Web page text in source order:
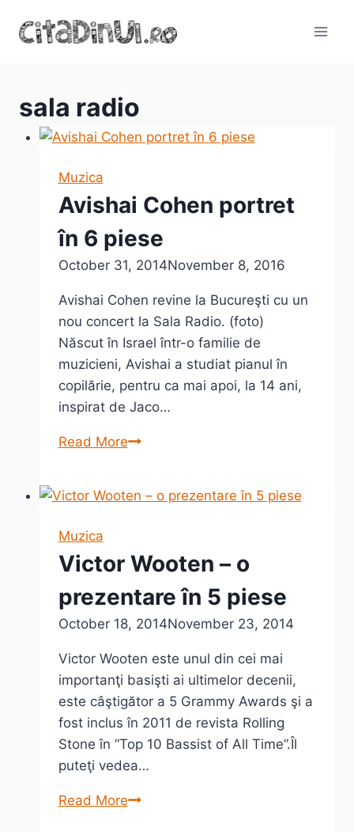
sala radio
Muzica
Avishai Cohen portret
în 6 piese
October 31, 2014November 8, 2016
Avishai Cohen revine la Bucureşti cu un
nou concert la Sala Radio. (foto)
Născut în Israel într-o familie de
muzicieni, Avishai a studiat pianul în
copilărie, pentru ca mai apoi, la 14 ani,
inspirat de Jaco…
Read MoreAvishai
în
Muzica
Victor Wooten – o
prezentare în 5 piese
October 18, 2014November 23, 2014
Victor Wooten este unul din cei mai
importanţi basişti ai ultimelor decenii,
este câştigător a 5 Grammy Awards şi a
fost inclus în 2011 de revista Rolling
Stone în “Top 10 Bassist of All Time”.Îl
puteţi vedea…
Read MoreVictor